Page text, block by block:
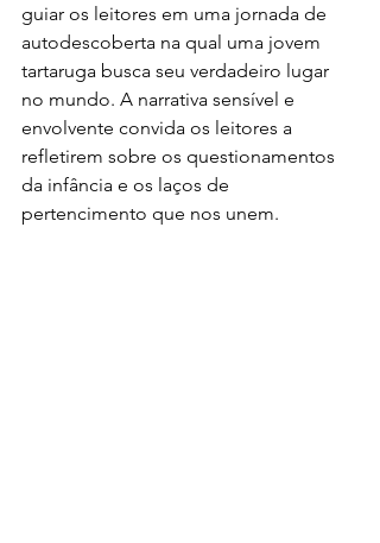
guiar os leitores em uma jornada de
autodescoberta na qual uma jovem
tartaruga busca seu verdadeiro lugar
no mundo. A narrativa sensível e
envolvente convida os leitores a
refletirem sobre os questionamentos
da infância e os laços de
pertencimento que nos unem.